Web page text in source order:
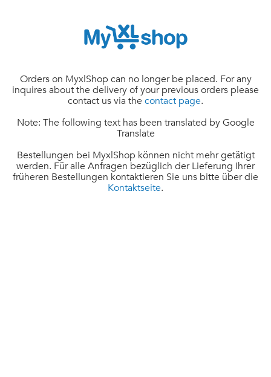
Orders on MyxlShop can no longer be placed. For any
inquires about the delivery of your previous orders please
contact us via the contact page.
Note: The following text has been translated by Google
Translate
Bestellungen bei MyxlShop können nicht mehr getätigt
werden. Für alle Anfragen bezüglich der Lieferung Ihrer
früheren Bestellungen kontaktieren Sie uns bitte über die
Kontaktseite.